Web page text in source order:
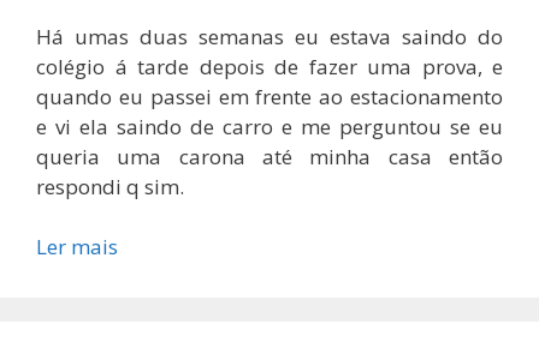
Há umas duas semanas eu estava saindo do
colégio á tarde depois de fazer uma prova, e
quando eu passei em frente ao estacionamento
e vi ela saindo de carro e me perguntou se eu
queria uma carona até minha casa então
respondi q sim.
Ler mais